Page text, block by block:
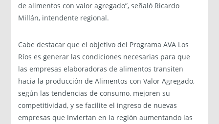
de alimentos con valor agregado”, señaló Ricardo
Millán, intendente regional.
Cabe destacar que el objetivo del Programa AVA Los
Ríos es generar las condiciones necesarias para que
las empresas elaboradoras de alimentos transiten
hacia la producción de Alimentos con Valor Agregado,
según las tendencias de consumo, mejoren su
competitividad, y se facilite el ingreso de nuevas
empresas que inviertan en la región aumentando las